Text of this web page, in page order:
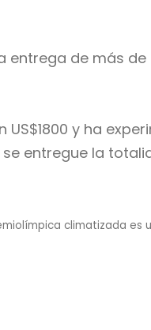
entrega de más de
y ha
entregue la
climatizada es